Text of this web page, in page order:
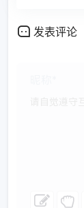
发表评论